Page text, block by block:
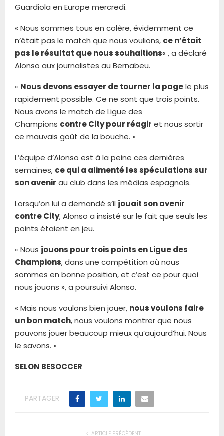
Guardiola en Europe mercredi.
« Nous sommes tous en colère, évidemment ce
n’était pas le match que nous voulions, ce n’était
pas le résultat que nous souhaitions« , a déclaré
Alonso aux journalistes au Bernabeu.
« Nous devons essayer de tourner la pagele plus
rapidement possible. Ce ne sont que trois points.
Nous avons le match de Ligue des
Champions contre City pour réagir et nous sortir
ce mauvais goût de la bouche. »
L’équipe d’Alonso est à la peine ces dernières
semaines, ce qui a alimenté les spéculations sur
son avenir au club dans les médias espagnols.
Lorsqu’on lui a demandé s’il jouait son avenir
contre City, Alonso a insisté sur le fait que seuls les
points étaient en jeu.
« Nous jouons pour trois points en Ligue des
Champions, dans une compétition où nous
sommes en bonne position, et c’est ce pour quoi
nous jouons », a poursuivi Alonso.
« Mais nous voulons bien jouer, nous voulons faire
un bon match, nous voulons montrer que nous
pouvons jouer beaucoup mieux qu’aujourd’hui. Nous
le savons. »
SELON BESOCCER
PARTAGER
ARTICLE PRÉCÉDENT